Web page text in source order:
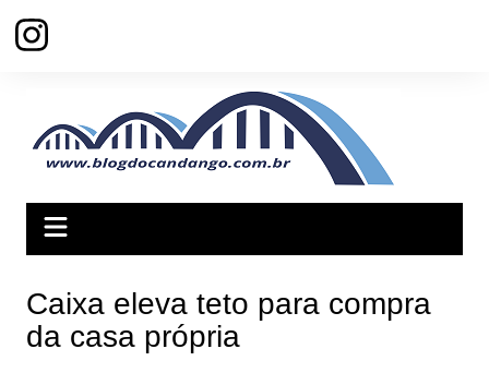
para
Caixa eleva teto para compra
da casa própria